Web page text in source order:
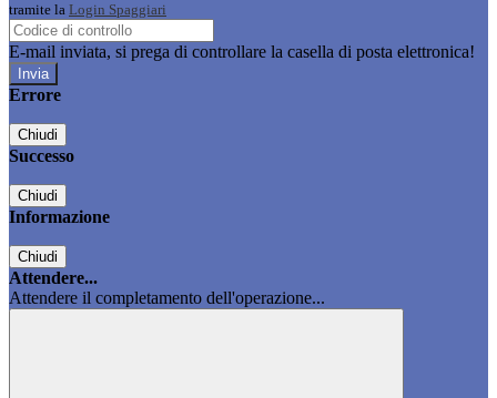
tramite la Login Spaggiari
E-mail inviata, si prega di controllare la casella di posta elettronica!
Errore
Chiudi
Successo
Chiudi
Informazione
Chiudi
Attendere...
Attendere il completamento dell'operazione...